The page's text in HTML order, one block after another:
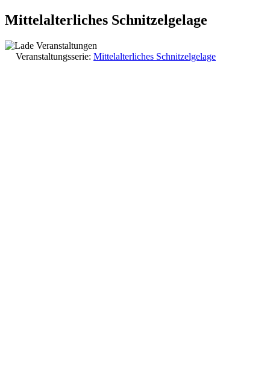
Mittelalterliches Schnitzelgelage
Veranstaltungsserie: Mittelalterliches Schnitzelgelage